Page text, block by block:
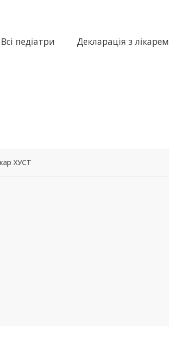
Всі педіатри Декларація з лікарем
ХУСТ